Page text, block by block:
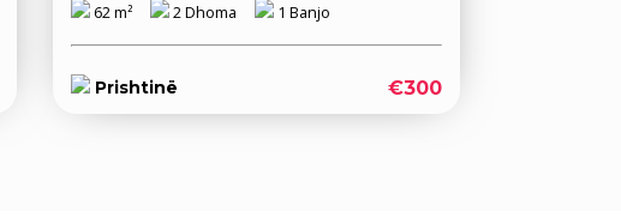
62 m² 2 Dhoma 1 Banjo
Prishtinë €300